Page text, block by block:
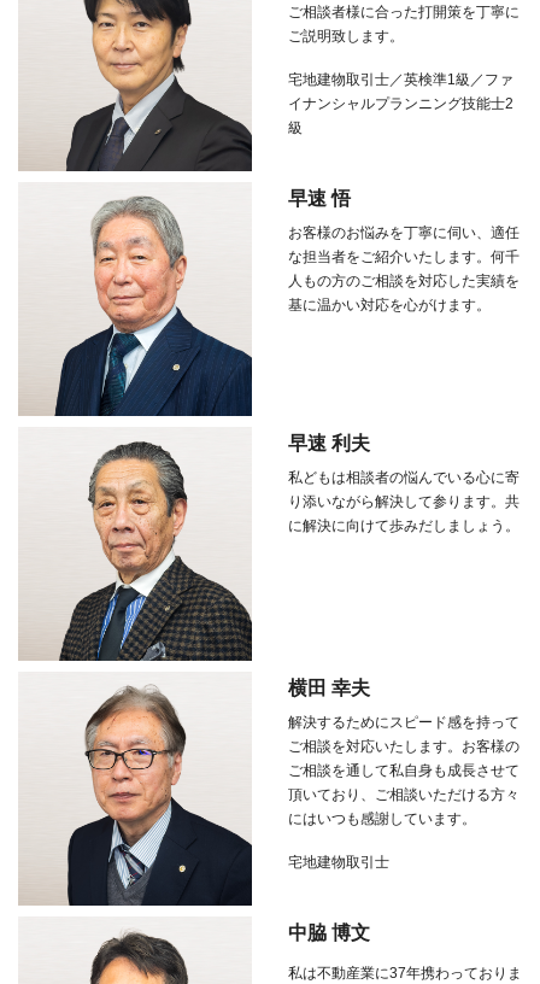
ご相談者様に合った打開策を丁寧に
ご説明致します。
宅地建物取引士／英検準1級／ファ
イナンシャルプランニング技能士2
級
早速 悟
お客様のお悩みを丁寧に伺い、適任
な担当者をご紹介いたします。何千
人もの方のご相談を対応した実績を
基に温かい対応を心がけます。
早速 利夫
私どもは相談者の悩んでいる心に寄
り添いながら解決して参ります。共
に解決に向けて歩みだしましょう。
横田 幸夫
解決するためにスピード感を持って
ご相談を対応いたします。お客様の
ご相談を通して私自身も成長させて
頂いており、ご相談いただける方々
にはいつも感謝しています。
宅地建物取引士
中脇 博文
私は不動産業に37年携わっておりま